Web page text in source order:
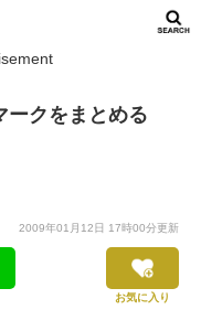
クをまとめる
2009年01月12日 17時00分更新
お気に入り